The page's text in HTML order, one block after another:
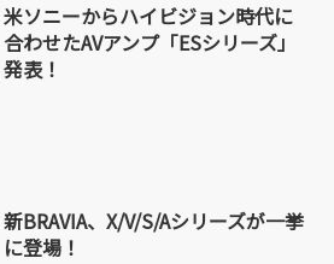
米ソニーからハイビジョン時代に
合わせたAVアンプ「ESシリーズ」
発表！
新BRAVIA、X/V/S/Aシリーズが一挙
に登場！